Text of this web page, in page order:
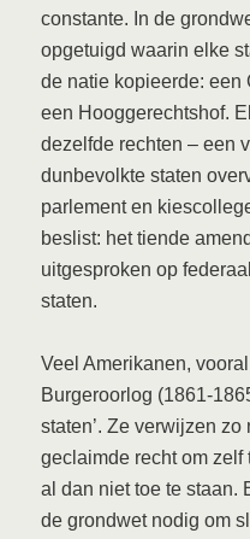
constante. In de
opgetuigd waarin elke
de natie kopieerde: een
een Hooggerechtshof.
dezelfde rechten – een
dunbevolkte staten
parlement en
beslist: het tiende
uitgesproken op
staten.
Veel Amerikanen,
Burgeroorlog (1861-
staten’. Ze verwijzen
geclaimde recht om
al dan niet toe te staan.
de grondwet nodig om